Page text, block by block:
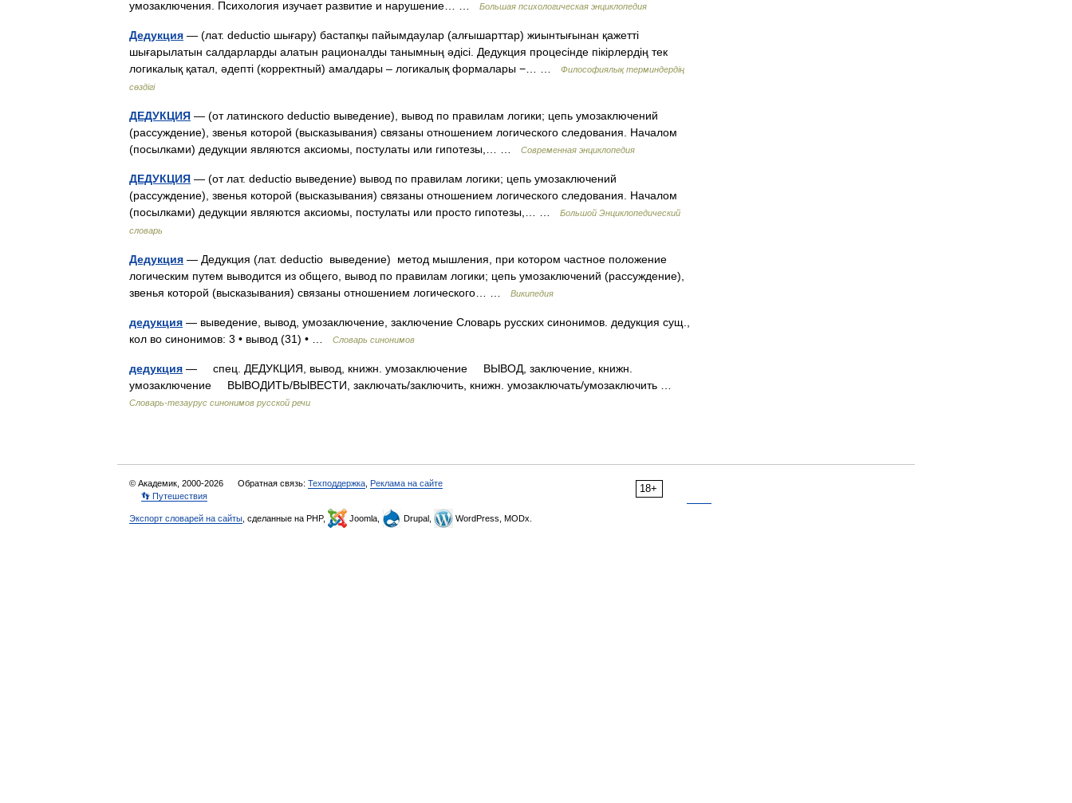
умозаключения. Психология изучает развитие и нарушение… …
Большая психологическая энциклопедия
Дедукция — (лат. deductio шығару) бастапқы пайымдаулар (алғышарттар) жиынтығынан қажетті
шығарылатын салдарларды алатын рационалды танымның әдісі. Дедукция процесінде пікірлердің тек
логикалық қатал, әдепті (корректный) амалдары – логикалық формалары −… …
Философиялық терминдердің
сөздігі
ДЕДУКЦИЯ — (от латинского deductio выведение), вывод по правилам логики; цепь умозаключений
(рассуждение), звенья которой (высказывания) связаны отношением логического следования. Началом
(посылками) дедукции являются аксиомы, постулаты или гипотезы,… …
Современная энциклопедия
ДЕДУКЦИЯ — (от лат. deductio выведение) вывод по правилам логики; цепь умозаключений
(рассуждение), звенья которой (высказывания) связаны отношением логического следования. Началом
(посылками) дедукции являются аксиомы, постулаты или просто гипотезы,… …
Большой Энциклопедический
словарь
Дедукция — Дедукция (лат. deductio выведение) метод мышления, при котором частное положение
логическим путем выводится из общего, вывод по правилам логики; цепь умозаключений (рассуждение),
звенья которой (высказывания) связаны отношением логического… …
Википедия
дедукция — выведение, вывод, умозаключение, заключение Словарь русских синонимов. дедукция сущ.,
кол во синонимов: 3 • вывод (31) • …
Словарь синонимов
дедукция — спец. ДЕДУКЦИЯ, вывод, книжн. умозаключение ВЫВОД, заключение, книжн.
умозаключение ВЫВОДИТЬ/ВЫВЕСТИ, заключать/заключить, книжн. умозаключать/умозаключить …
Словарь-тезаурус синонимов русской речи
18+
© Академик, 2000-2026 Обратная связь: Техподдержка Реклама на сайте
👣 Путешествия
Экспорт словарей на сайты , сделанные на PHP, Joomla, Drupal, WordPress, MODx.